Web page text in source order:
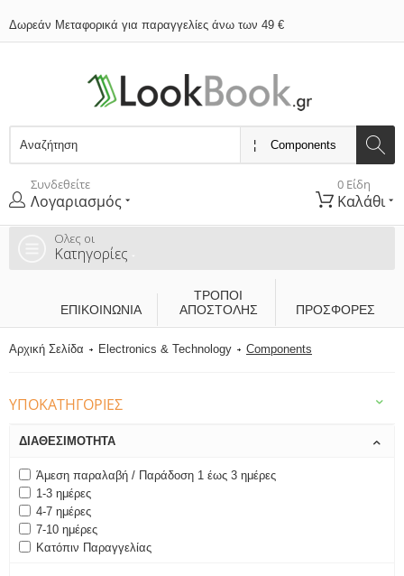
Δωρεάν Μεταφορικά για παραγγελίες άνω των 49 €
Συνδεθείτε
Λογαριασμός
0 Είδη
Καλάθι
Ολες οι
Κατηγορίες
ΕΠΙΚΟΙΝΩΝΊΑ
ΤΡΌΠΟΙ
ΑΠΟΣΤΟΛΉΣ
ΠΡΟΣΦΟΡΕΣ
Αρχική Σελίδα Electronics & Technology Components
ΥΠΟΚΑΤΗΓΟΡΊΕΣ
ΔΙΑΘΕΣΙΜΌΤΗΤΑ
Άμεση παραλαβή / Παράδοση 1 έως 3 ημέρες
1-3 ημέρες
4-7 ημέρες
7-10 ημέρες
Κατόπιν Παραγγελίας